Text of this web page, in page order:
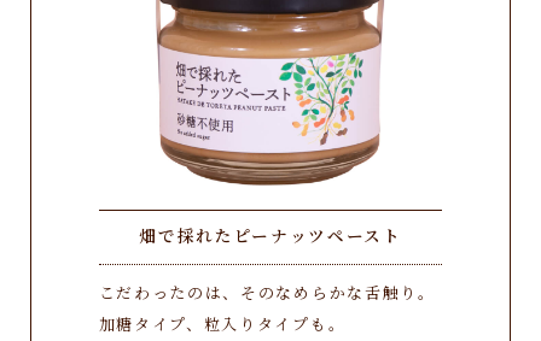
畑で採れたピーナッツペースト
こだわったのは、そのなめらかな舌触り。
加糖タイプ、粒入りタイプも。